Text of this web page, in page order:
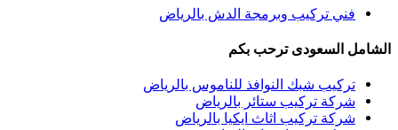
فني تركيب وبرمجة الدش بالرياض
الشامل السعودى ترحب بكم
تركيب شبك النوافذ للناموس بالرياض
شركة تركيب ستائر بالرياض
شركة تركيب اثاث ايكيا بالرياض